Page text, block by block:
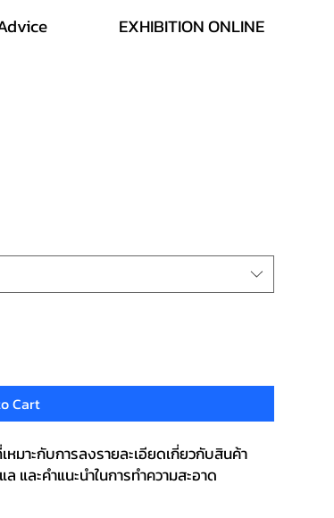
EXHIBITION ONLINE
Cart
าะกับการลงรายละเอียดเกี่ยวกับสินค้า
ละคำแนะนำในการทำความสะอาด